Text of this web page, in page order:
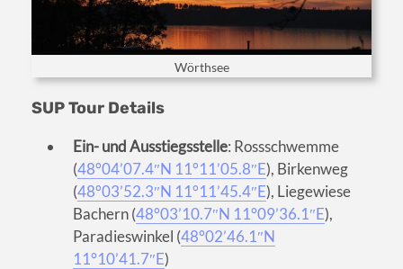
Wörthsee
SUP Tour Details
Ein- und Ausstiegsstelle: Rossschwemme
(48°04’07.4″N 11°11’05.8″E), Birkenweg
(48°03’52.3″N 11°11’45.4″E), Liegewiese
Bachern (48°03’10.7″N 11°09’36.1″E),
Paradieswinkel (48°02’46.1″N
11°10’41.7″E)